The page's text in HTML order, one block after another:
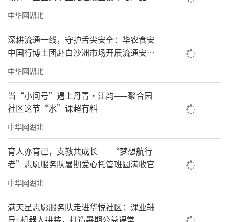
息建模创新大赛中斩获多项奖项
中华网湖北
深耕流通一线，守护舌尖安全：华农食安
中国行博士团赴白沙洲市场开展流通安全
调研
中华网湖北
当“小问号”遇上丹青·江韵——聚合园
社区这节“水”课超有料
中华网湖北
育人亦育己，支教共成长——“梦想航行
者”志愿服务队暑期爱心托管班圆满收官
中华网湖北
满天星志愿服务队走进华悦社区：课业辅
导+机器人拼装，打造暑期公益课堂